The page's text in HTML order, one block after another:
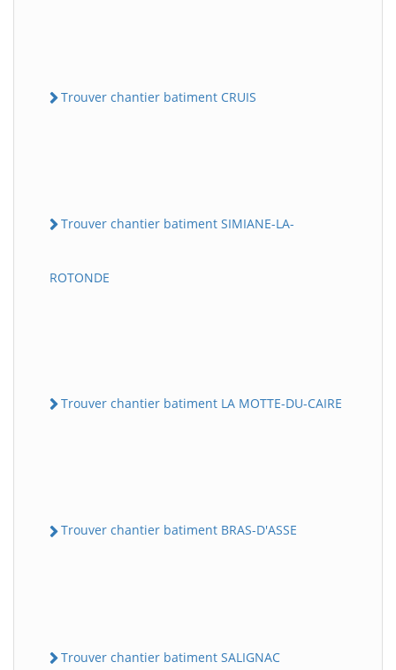
Trouver chantier batiment CRUIS
Trouver chantier batiment SIMIANE-LA-
ROTONDE
Trouver chantier batiment LA MOTTE-DU-CAIRE
Trouver chantier batiment BRAS-D'ASSE
Trouver chantier batiment SALIGNAC